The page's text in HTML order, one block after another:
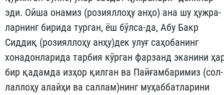
эди. Ойша онамиз (розияллоҳу анҳо) ана шу ҳуж­ра­
лар­нинг бирида турган, ёш бўлса-да, Абу Бакр
Сиддиқ (рози­ял­ло­ҳу анҳу)дек улуғ саҳобанинг
хонадонларида тарбия кўр­ган фар­занд эка­нини
бир қадамда изҳор қилган ва Пайғам­ба­ри­миз (сол­
лал­лоҳу алайҳи ва саллам)нинг муҳаббатларини